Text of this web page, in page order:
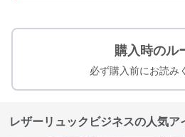
購入時のル
必ず購入前にお読み
レザーリュックビジネスの人気ア